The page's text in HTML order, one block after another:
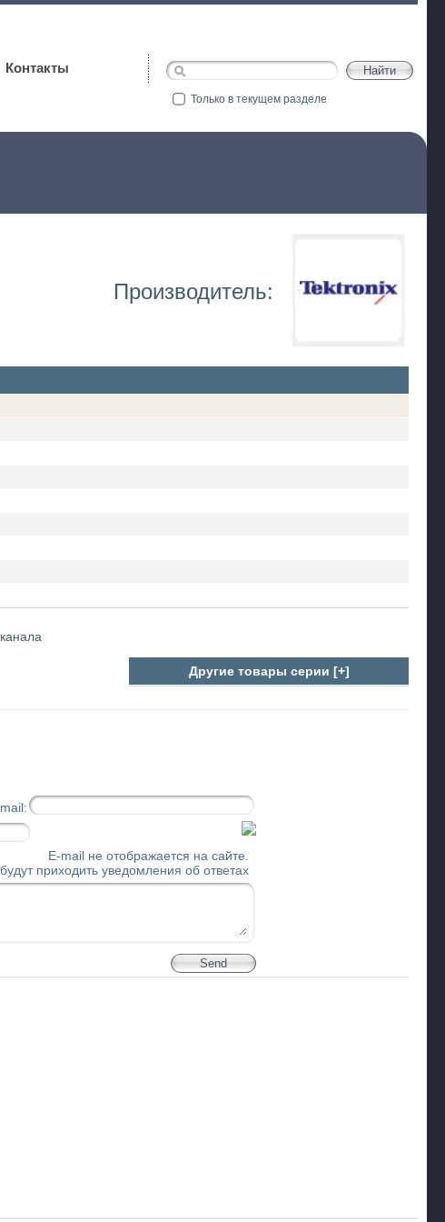
Контакты
Только в текущем разделе
Производитель:
Другие товары серии [+]
E-mail не отображается на сайте.
приходить уведомления об ответах